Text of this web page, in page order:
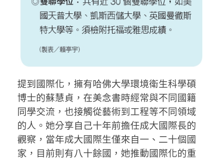
提到國際化，擁有哈佛大學環境衛生科學碩
博士的蘇慧貞，在美念書時經常與不同國籍
同學交流，也接觸從藝術到工程等不同領域
的人。她分享自己十年前擔任成大國際長的
觀察，當年成大國際生僅來自一、二十個國
家，目前則有八十餘國，她推動國際化的重